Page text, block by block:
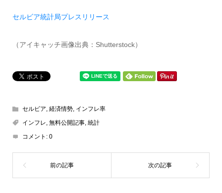
セルビア統計局プレスリリース
（アイキャッチ画像出典：Shutterstock）
セルビア 経済情勢, インフレ率
インフレ 無料公開記事, 統計
コメント: 0